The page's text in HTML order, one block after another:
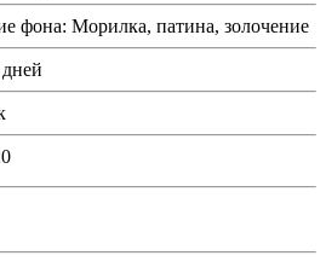
фона: Морилка, патина, золочение